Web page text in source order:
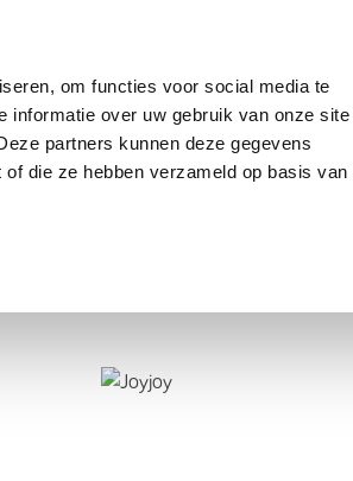
om functies voor social media te
informatie over uw gebruik van onze site
partners kunnen deze gegevens
die ze hebben verzameld op basis van